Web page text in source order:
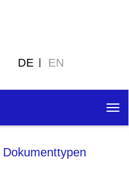
DE EN
Dokumenttypen